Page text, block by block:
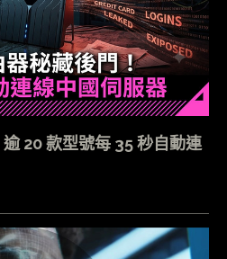
20 款型號每 35 秒自動連